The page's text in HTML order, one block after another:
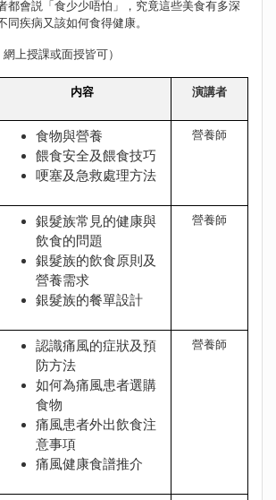
都會説「食少少唔怕」，究竟這些美食有多深
同疾病又該如何食得健康。
上授課或面授皆可）
内容 演講者
食物與營養
餵食安全及餵食技巧
哽塞及急救處理方法
營養師
銀髮族常見的健康與
飲食的問題
銀髮族的飲食原則及
營養需求
銀髮族的餐單設計
營養師
認識痛風的症狀及預
防方法
如何為痛風患者選購
食物
痛風患者外出飲食注
意事項
痛風健康食譜推介
營養師